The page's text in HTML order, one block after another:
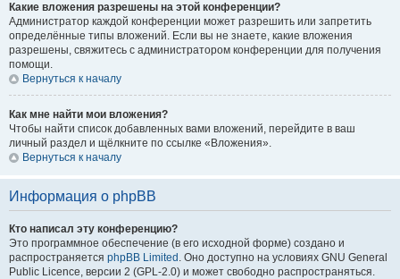
Какие вложения разрешены на этой конференции?
Администратор каждой конференции может разрешить или запретить
определённые типы вложений. Если вы не знаете, какие вложения
разрешены, свяжитесь с администратором конференции для получения
помощи.
Вернуться к началу
Как мне найти мои вложения?
Чтобы найти список добавленных вами вложений, перейдите в ваш
личный раздел и щёлкните по ссылке «Вложения».
Вернуться к началу
Информация о phpBB
Кто написал эту конференцию?
Это программное обеспечение (в его исходной форме) создано и
распространяется phpBB Limited . Оно доступно на условиях GNU General
Public Licence, версии 2 (GPL-2.0) и может свободно распространяться.